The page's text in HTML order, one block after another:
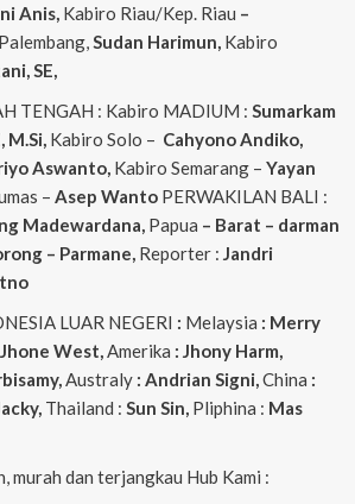
Anis, Kabiro Riau/Kep. Riau –
Sudan Harimun, Kabiro
SE,
TENGAH : Kabiro MADIUM : Sumarkam
M.Si, Kabiro Solo – CahyonoAndiko,
Aswanto, Kabiro Semarang – Yayan
– Asep WantoPERWAKILAN BALI :
Madewardana, Papua – Barat – darman
– Parmane, Reporter : Jandri
LUAR NEGERI : Melaysia : Merry
West,Amerika : Jhony Harm,
Australy : Andrian Signi,China :
Thailand : Sun Sin, Pliphina : Mas
murah dan terjangkau Hub Kami :